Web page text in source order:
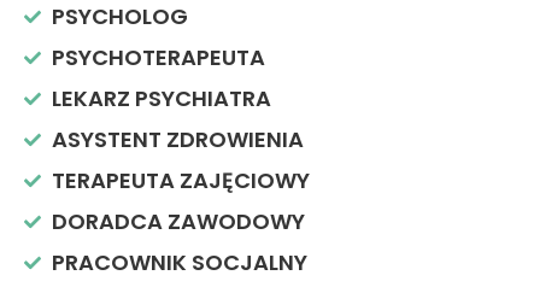
PSYCHOLOG
PSYCHOTERAPEUTA
LEKARZ PSYCHIATRA
ASYSTENT ZDROWIENIA
TERAPEUTA ZAJĘCIOWY
DORADCA ZAWODOWY
PRACOWNIK SOCJALNY